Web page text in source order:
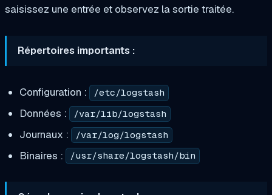
saisissez une entrée et observez la sortie traitée.
Répertoires importants :
Configuration : /etc/logstash
Données : /var/lib/logstash
Journaux : /var/log/logstash
Binaires : /usr/share/logstash/bin